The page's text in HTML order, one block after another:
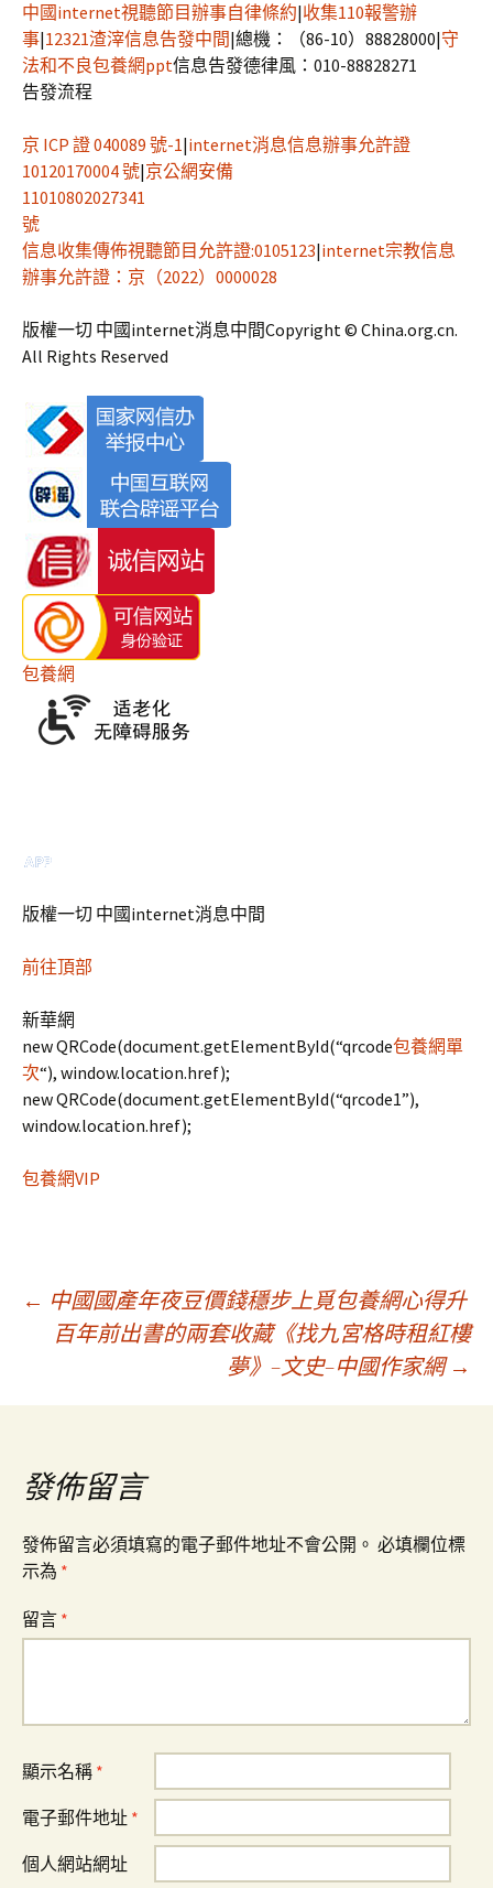
中國internet視聽節目辦事自律條約|收集110報警辦
事|12321渣滓信息告發中間|總機：（86-10）88828000|守
法和不良包養網ppt信息告發德律風：010-88828271
告發流程
京 ICP 證 040089 號-1|internet消息信息辦事允許證
10120170004 號|京公網安備
11010802027341
號
信息收集傳佈視聽節目允許證:0105123|internet宗教信息
辦事允許證：京（2022）0000028
版權一切 中國internet消息中間Copyright © China.org.cn.
All Rights Reserved
包養網
版權一切 中國internet消息中間
前往頂部
新華網
new QRCode(document.getElementById(“qrcode包養網單
次“), window.location.href);
new QRCode(document.getElementById(“qrcode1”),
window.location.href);
包養網VIP
文
導
覽
← 中國國產年夜豆價錢穩步上覓包養網心得升
百年前出書的兩套收藏《找九宮格時租紅樓
夢》–文史–中國作家網 →
發佈留言
發佈留言必須填寫的電子郵件地址不會公開。 必填欄位標
示為 *
留言 *
顯示名稱 *
電子郵件地址 *
個人網站網址